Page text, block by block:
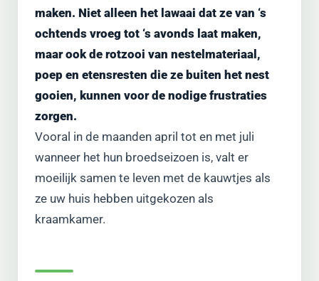
maken. Niet alleen het lawaai dat ze van ‘s
ochtends vroeg tot ‘s avonds laat maken,
maar ook de rotzooi van nestelmateriaal,
poep en etensresten die ze buiten het nest
gooien, kunnen voor de nodige frustraties
zorgen.
Vooral in de maanden april tot en met juli
wanneer het hun broedseizoen is, valt er
moeilijk samen te leven met de kauwtjes als
ze uw huis hebben uitgekozen als
kraamkamer.